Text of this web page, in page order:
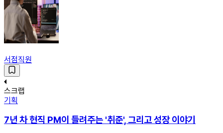
서점직원
스크랩
기획
7년 차 현직 PM이 들려주는 '취준', 그리고 성장 이야기